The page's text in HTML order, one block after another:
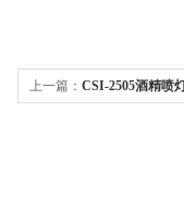
上一篇： CSI-2505酒精喷